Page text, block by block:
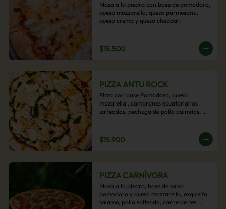
Masa a la piedra con base de pomodoro,
queso mozzarella, queso parmesano,
queso crema y queso cheddar.
$15.500
PIZZA ANTU ROCK
Pizza con base Pomodoro, queso
mozarella , camarones ecuatorianos
salteados, pechuga de pollo palmitos,
$15.900
PIZZA CARNÍVORA
Masa a la piedra, base de salsa
pomodoro y queso mozzarella, exquisito
salame, pollo salteado, carne de res,